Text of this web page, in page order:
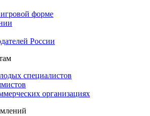
форме
России
специалистов
организациях